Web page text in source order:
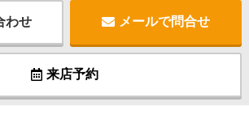
わせ メールで問合せ
来店予約